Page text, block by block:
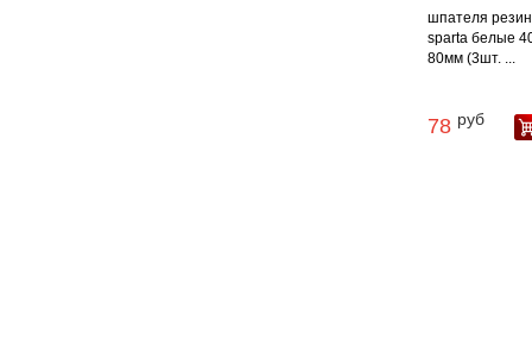
шпателя
sparta белые
80мм (3шт. ...
78 руб